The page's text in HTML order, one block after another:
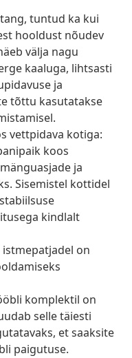
tuntud ka kui
hooldust nõudev
välja nagu
kaaluga, lihtsasti
ja
tõttu kasutatakse
vettpidava kotiga:
koos
ja
Sisemistel kottidel
kindlalt
istmepatjadel on
komplektil on
selle täiesti
et saaksite
paigutuse.